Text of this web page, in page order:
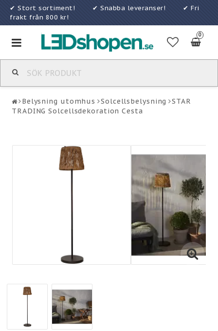
✔ Stort sortiment! ✔ Snabba leveranser! ✔ Fri
frakt från 800 kr!
0
Toggle
navigation
Belysning utomhus Solcellsbelysning
STAR
TRADING Solcellsdekoration Cesta